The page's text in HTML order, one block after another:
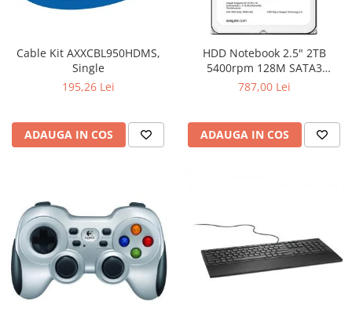
Cable Kit AXXCBL950HDMS,
Single
195,26 Lei
ADAUGA IN COS
HDD Notebook 2.5" 2TB
5400rpm 128M SATA3
SEAGATE
787,00 Lei
ADAUGA IN COS